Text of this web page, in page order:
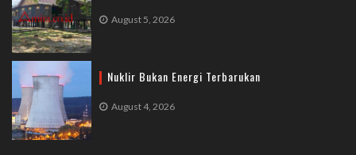
August 5, 2026
Nuklir Bukan Energi Terbarukan
August 4, 2026